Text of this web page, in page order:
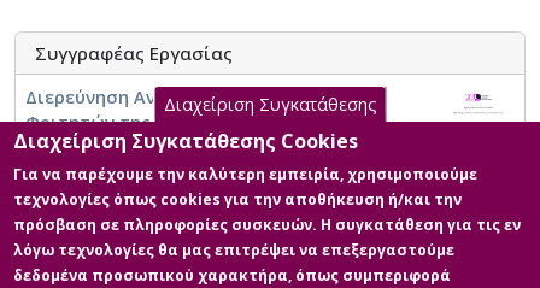
Συγγραφέας Εργασίας
Διερεύνηση Αντιλήψεων Φοιτητριών –
Φοιτητών της ΑΔΕ70 Απέναντι στην
Προώθηση της Διαγλωσσικότητας στη
Διδακτική Πράξη: Η περίπτωση φοιτητριών
– φοιτητών καταρτισμένων σε θέματα
πολυγλωσσίας και γλωσσικής εκπαίδευσης
Διαχείριση Συγκατάθεσης
Διαχείριση Συγκατάθεσης Cookies
Για να παρέχουμε την καλύτερη εμπειρία, χρησιμοποιούμε
τεχνολογίες όπως cookies για την αποθήκευση ή/και την
πρόσβαση σε πληροφορίες συσκευών. Η συγκατάθεση για τις εν
λόγω τεχνολογίες θα μας επιτρέψει να επεξεργαστούμε
δεδομένα προσωπικού χαρακτήρα, όπως συμπεριφορά